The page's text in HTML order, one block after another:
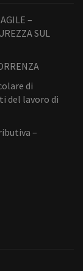
–
SUL
di
del lavoro di
–